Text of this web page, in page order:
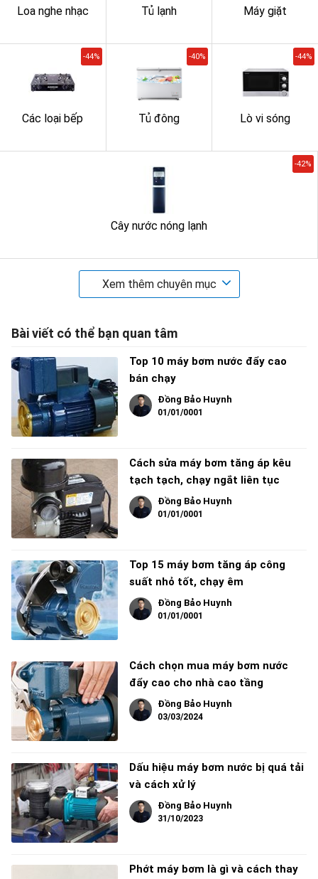
Loa nghe nhạc Tủ lạnh Máy giặt
Các loại bếp
-44%
Tủ đông
-40%
Lò vi sóng
-44%
Cây nước nóng lạnh
-42%
Xem thêm chuyên mục
Bài viết có thể bạn quan tâm
Top 10 máy bơm nước đẩy cao
bán chạy
Đồng Bảo Huynh
01/01/0001
Cách sửa máy bơm tăng áp kêu
tạch tạch, chạy ngắt liên tục
Đồng Bảo Huynh
01/01/0001
Top 15 máy bơm tăng áp công
suất nhỏ tốt, chạy êm
Đồng Bảo Huynh
01/01/0001
Cách chọn mua máy bơm nước
đẩy cao cho nhà cao tầng
Đồng Bảo Huynh
03/03/2024
Dấu hiệu máy bơm nước bị quá tải
và cách xử lý
Đồng Bảo Huynh
31/10/2023
Phớt máy bơm là gì và cách thay